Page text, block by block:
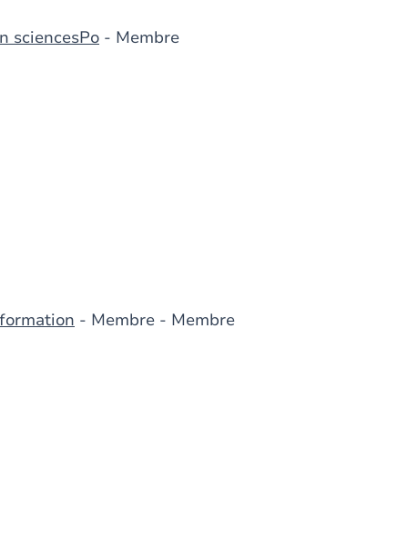
sciencesPo - Membre
- Membre - Membre